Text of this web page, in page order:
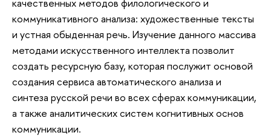
коммуникативного анализа: художественные тексты
и устная обыденная речь. Изучение данного массива
методами искусственного интеллекта позволит
создать ресурсную базу, которая послужит основой
создания сервиса автоматического анализа и
синтеза русской речи во всех сферах коммуникации,
а также аналитических систем когнитивных основ
коммуникации.